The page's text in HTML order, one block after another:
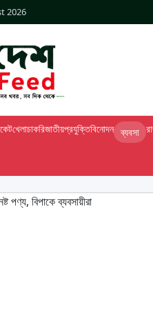
2026
খেলাচাকরিজাতীয়প্রযুক্তিবিনোদন ব্যবসা